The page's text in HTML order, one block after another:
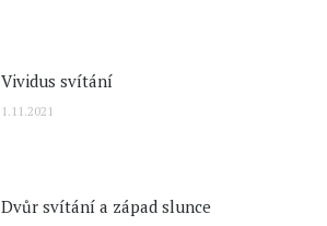
Vividus svítání
1.11.2021
Dvůr svítání a západ slunce